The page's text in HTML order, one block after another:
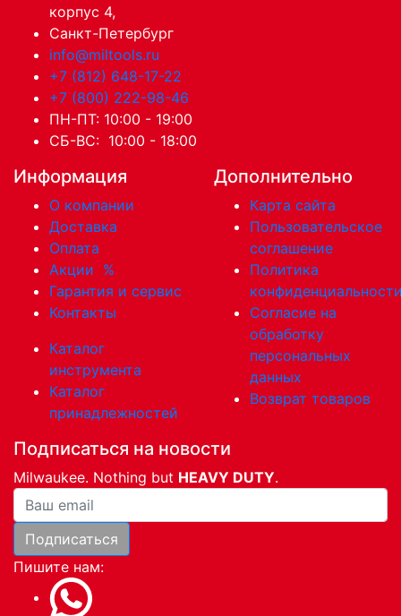
корпус 4,
Санкт-Петербург
info@miltools.ru
+7 (812) 648-17-22
+7 (800) 222-98-46
ПН-ПТ: 10:00 - 19:00
СБ-ВС: 10:00 - 18:00
Информация
О компании
Доставка
Оплата
Акции %
Гарантия и сервис
Контакты
Каталог
инструмента
Каталог
принадлежностей
Дополнительно
Карта сайта
Пользовательское
соглашение
Политика
Согласие на
обработку
персональных
данных
Возврат товаров
Подписаться на новости
Milwaukee. Nothing but HEAVY DUTY.
Ваша почта
Подписаться
Пишите нам: